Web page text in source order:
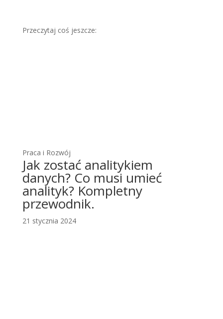
Przeczytaj coś jeszcze:
Praca i Rozwój
Jak zostać analitykiem
danych? Co musi umieć
analityk? Kompletny
przewodnik.
21 stycznia 2024